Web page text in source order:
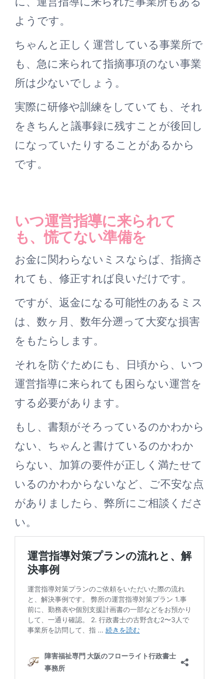
ようです。
ちゃんと正しく運営している事業所で
も、急に来られて指摘事項のない事業
所は少ないでしょう。
実際に研修や訓練をしていても、それ
をきちんと議事録に残すことが後回し
になっていたりすることがあるから
です。
いつ運営指導に来られて
も、慌てない準備を
お金に関わらないミスならば、指摘さ
れても、修正すれば良いだけです。
ですが、返金になる可能性のあるミス
は、数ヶ月、数年分遡って大変な損害
をもたらします。
それを防ぐためにも、日頃から、いつ
運営指導に来られても困らない運営を
する必要があります。
もし、書類がそろっているのかわから
ない、ちゃんと書けているのかわか
らない、加算の要件が正しく満たせて
いるのかわからないなど、ご不安な点
がありましたら、弊所にご相談くださ
い。